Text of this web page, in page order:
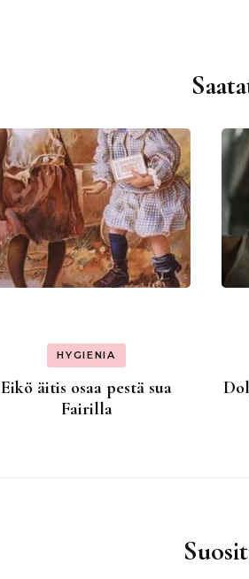
HYGIENIA
Eikö äitis osaa pestä sua
Fairilla